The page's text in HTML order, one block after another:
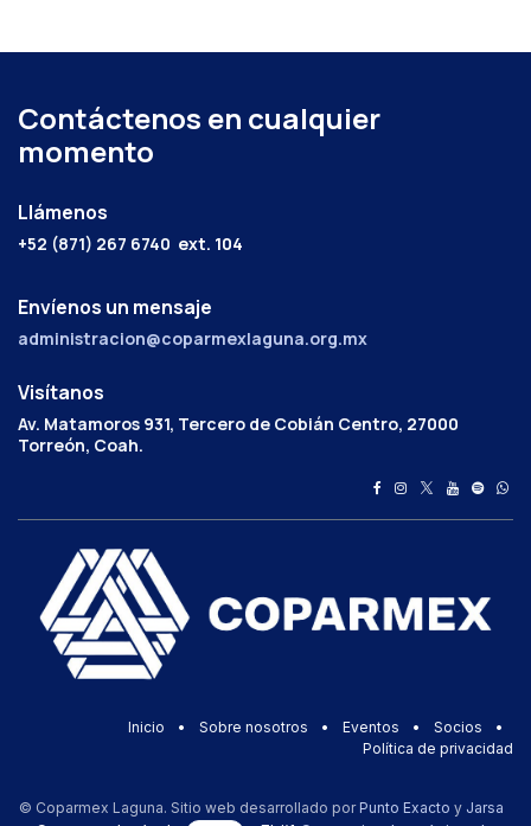
Contáctenos en cualquier
momento
Llámenos
+52 (871) 267 6740 ext. 104
Envíenos un mensaje
administracion@coparmexlaguna.org.mx
Visítanos
Av. Matamoros 931, Tercero de Cobián Centro, 27000
Torreón, Coah.
Inicio • Sobre nosotros • Eventos • Socios
•
Política de privacidad
© Coparmex Laguna. Sitio web desarrollado por Punto Exacto y Jarsa